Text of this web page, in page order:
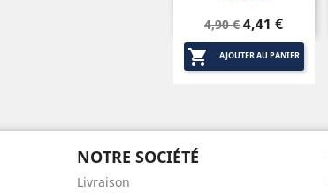
Prix
de
base
4,90 €Prix
4,41 €
 AJOUTER AU PANIER
NOTRE SOCIÉTÉ
Livraison